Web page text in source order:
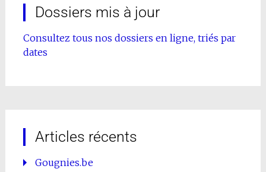
Dossiers mis à jour
Consultez tous nos dossiers en ligne, triés par
dates
Articles récents
Gougnies.be